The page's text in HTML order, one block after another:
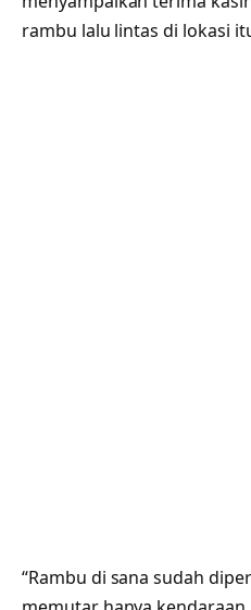
rambu lalu lintas di lokasi
“Rambu di sana sudah